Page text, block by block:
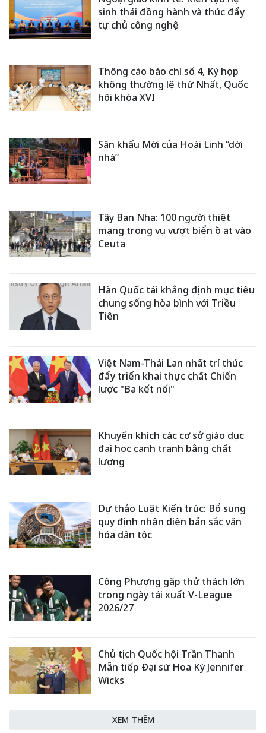
sinh thái đồng hành và thúc đẩy
tự chủ công nghệ
Thông cáo báo chí số 4, Kỳ họp
không thường lệ thứ Nhất, Quốc
hội khóa XVI
Sân khấu Mới của Hoài Linh “dời
nhà”
Tây Ban Nha: 100 người thiệt
mạng trong vụ vượt biển ồ ạt vào
Ceuta
Hàn Quốc tái khẳng định mục tiêu
chung sống hòa bình với Triều
Tiên
Việt Nam-Thái Lan nhất trí thúc
đẩy triển khai thực chất Chiến
lược "Ba kết nối"
Khuyến khích các cơ sở giáo dục
đại học cạnh tranh bằng chất
lượng
Dự thảo Luật Kiến trúc: Bổ sung
quy định nhận diện bản sắc văn
hóa dân tộc
Công Phượng gặp thử thách lớn
trong ngày tái xuất V-League
2026/27
Chủ tịch Quốc hội Trần Thanh
Mẫn tiếp Đại sứ Hoa Kỳ Jennifer
Wicks
XEM THÊM